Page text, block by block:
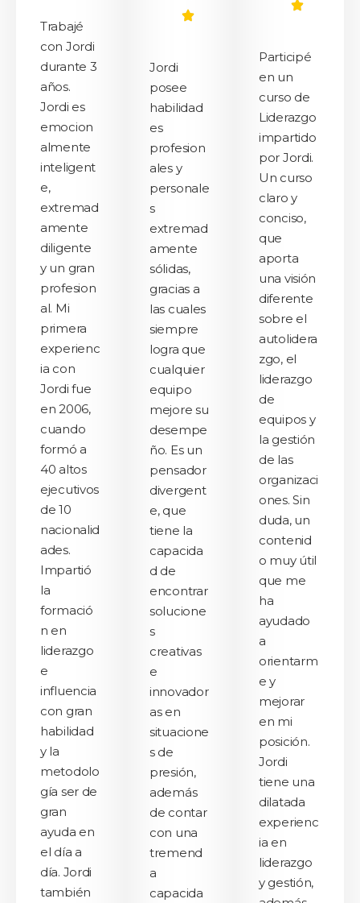
Trabajé
con Jordi
durante 3
años.
Jordi es
emocion
almente
inteligent
e,
extremad
amente
diligente
y un gran
profesion
al. Mi
primera
experienc
ia con
Jordi fue
en 2006,
cuando
formó a
40 altos
ejecutivos
de 10
nacionalid
ades.
Impartió
la
formació
n en
liderazgo
e
influencia
con gran
habilidad
y la
metodolo
gía ser de
gran
ayuda en
el día a
día. Jordi
también
Jordi
posee
habilidad
es
profesion
ales y
personale
s
extremad
amente
sólidas,
gracias a
las cuales
siempre
logra que
cualquier
equipo
mejore su
desempe
ño. Es un
pensador
divergent
e, que
tiene la
capacida
d de
encontrar
solucione
s
creativas
e
innovador
as en
situacione
s de
presión,
además
de contar
con una
tremend
a
capacida
Participé
en un
curso de
Liderazgo
impartido
por Jordi.
Un curso
claro y
conciso,
que
aporta
una visión
diferente
sobre el
autolidera
zgo, el
liderazgo
de
equipos y
la gestión
de las
organizaci
ones. Sin
duda, un
contenid
o muy útil
que me
ha
ayudado
a
orientarm
e y
mejorar
en mi
posición.
Jordi
tiene una
dilatada
experienc
ia en
liderazgo
y gestión,